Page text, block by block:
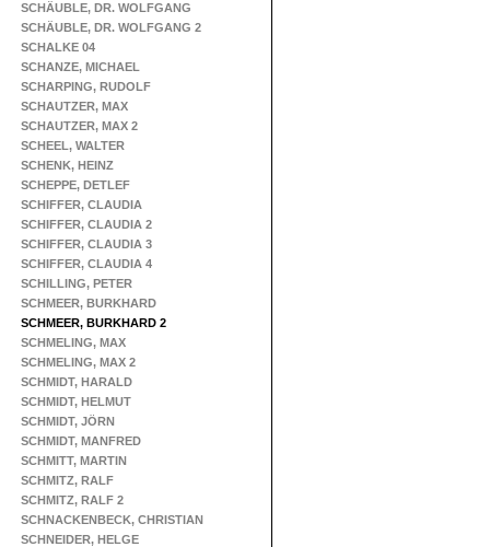
SCHÄUBLE, DR. WOLFGANG
SCHÄUBLE, DR. WOLFGANG 2
SCHALKE 04
SCHANZE, MICHAEL
SCHARPING, RUDOLF
SCHAUTZER, MAX
SCHAUTZER, MAX 2
SCHEEL, WALTER
SCHENK, HEINZ
SCHEPPE, DETLEF
SCHIFFER, CLAUDIA
SCHIFFER, CLAUDIA 2
SCHIFFER, CLAUDIA 3
SCHIFFER, CLAUDIA 4
SCHILLING, PETER
SCHMEER, BURKHARD
SCHMEER, BURKHARD 2
SCHMELING, MAX
SCHMELING, MAX 2
SCHMIDT, HARALD
SCHMIDT, HELMUT
SCHMIDT, JÖRN
SCHMIDT, MANFRED
SCHMITT, MARTIN
SCHMITZ, RALF
SCHMITZ, RALF 2
SCHNACKENBECK, CHRISTIAN
SCHNEIDER, HELGE